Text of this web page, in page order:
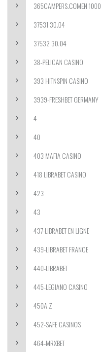
365CAMPERS.COMEN 1000
37531 30.04
37532 30.04
38-PELICAN CASINO
393 HITNSPIN CASINO
3939-FRESHBET GERMANY
4
40
403 MAFIA CASINO
418 LIBRABET CASINO
423
43
437-LIBRABET EN LIGNE
439-LIBRABET FRANCE
440-LIBRABET
445-LEGIANO CASINO
450A Z
452-SAFE CASINOS
464-MRXBET